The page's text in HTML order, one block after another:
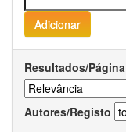
Resultados/Página
Autores/Registo